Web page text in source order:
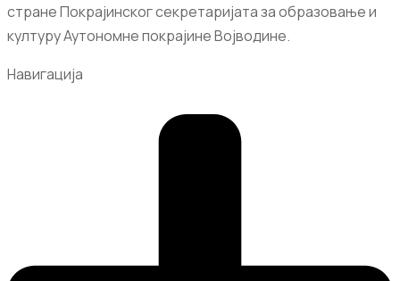
стране Покрајинског секретаријата за образовање и
културу Аутономне покрајине Војводине.
Навигација